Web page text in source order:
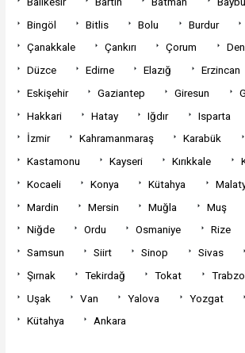
Bingöl
Bitlis Bolu Burdur
Çanakkale
Çankırı Çorum
Düzce
Edirne Elazığ Erzincan
Eskişehir
Gaziantep Giresun
Hakkari
Hatay Iğdır Isparta
İzmir
Kahramanmaraş Karabük
Kastamonu
Kayseri Kırıkkale
Kocaeli
Konya Kütahya
Mardin
Mersin Muğla Muş
Niğde
Ordu Osmaniye Rize
Samsun
Siirt Sinop Sivas
Şırnak
Tekirdağ Tokat
Uşak
Van Yalova Yozgat
Kütahya
Ankara